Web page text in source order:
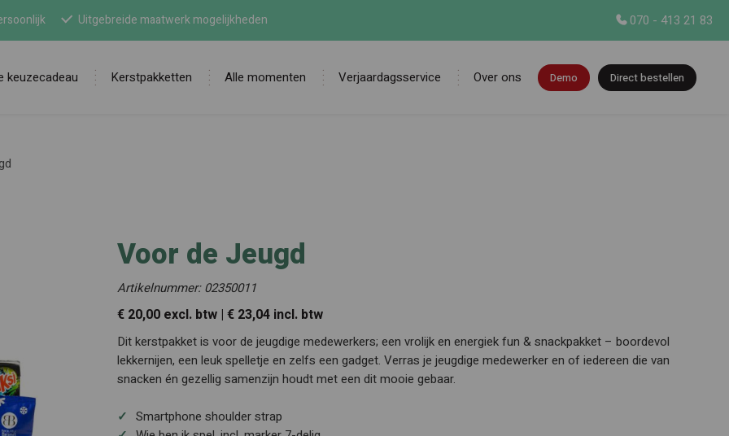
Uitgebreide maatwerk mogelijkheden 070 - 413 21 83
keuzecadeau Kerstpakketten Alle momenten Verjaardagsservice Over ons Demo Direct bestellen
Zoeken
Voor de Jeugd
Artikelnummer: 02350011
€ 20,00 excl. btw | € 23,04 incl. btw
Dit kerstpakket is voor de jeugdige medewerkers; een vrolijk en energiek fun & snackpakket – boordevol
lekkernijen, een leuk spelletje en zelfs een gadget. Verras je jeugdige medewerker en of iedereen die van
snacken én gezellig samenzijn houdt met een dit mooie gebaar.
Smartphone shoulder strap